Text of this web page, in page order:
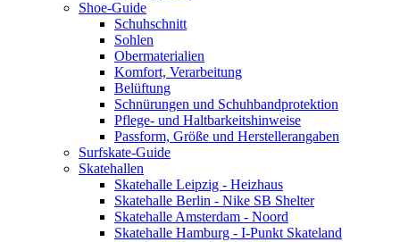
Shoe-Guide
Schuhschnitt
Sohlen
Obermaterialien
Komfort, Verarbeitung
Belüftung
Schnürungen und Schuhbandprotektion
Pflege- und Haltbarkeitshinweise
Passform, Größe und Herstellerangaben
Surfskate-Guide
Skatehallen
Skatehalle Leipzig - Heizhaus
Skatehalle Berlin - Nike SB Shelter
Skatehalle Amsterdam - Noord
Skatehalle Hamburg - I-Punkt Skateland